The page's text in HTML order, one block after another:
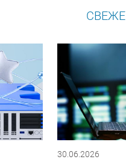
30.06.2026